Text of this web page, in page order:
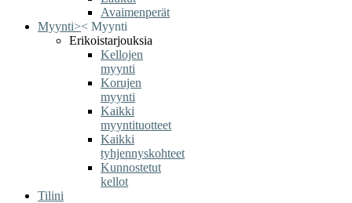
Avaimenperät
Myynti>< Myynti
Erikoistarjouksia
Kellojen
myynti
Korujen
myynti
Kaikki
myyntituotteet
Kaikki
tyhjennyskohteet
Kunnostetut
kellot
Tilini